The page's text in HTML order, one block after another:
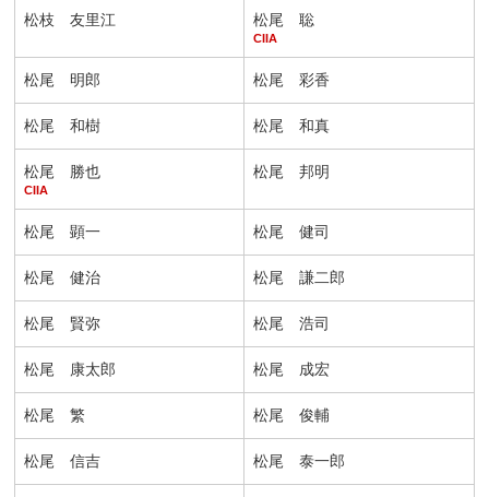
松枝 友里江 松尾 聡
CIIA
松尾 明郎 松尾 彩香
松尾 和樹 松尾 和真
松尾 勝也
CIIA
松尾 邦明
松尾 顕一 松尾 健司
松尾 健治 松尾 謙二郎
松尾 賢弥 松尾 浩司
松尾 康太郎 松尾 成宏
松尾 繁 松尾 俊輔
松尾 信吉 松尾 泰一郎